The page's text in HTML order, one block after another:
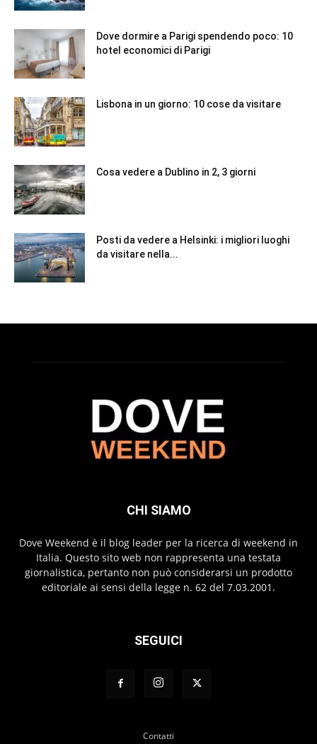
Dove dormire a Parigi spendendo poco: 10
hotel economici di Parigi
Lisbona in un giorno: 10 cose da visitare
Cosa vedere a Dublino in 2, 3 giorni
Posti da vedere a Helsinki: i migliori luoghi
da visitare nella...
CHI SIAMO
Dove Weekend è il blog leader per la ricerca di weekend in
Italia. Questo sito web non rappresenta una testata
giornalistica, pertanto non può considerarsi un prodotto
editoriale ai sensi della legge n. 62 del 7.03.2001.
SEGUICI
Contatti